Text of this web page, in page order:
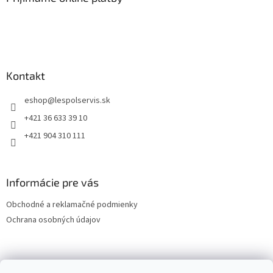
Kontakt
eshop@lespolservis.sk
+421 36 633 39 10
+421 904 310 111
Informácie pre vás
Obchodné a reklamačné podmienky
Ochrana osobných údajov